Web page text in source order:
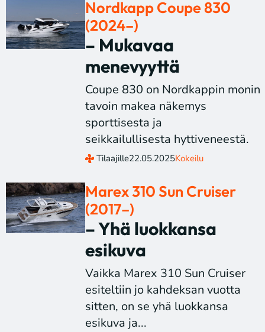
Nordkapp Coupe 830
(2024–)
– Mukavaa
menevyyttä
Coupe 830 on Nordkappin monin
tavoin makea näkemys
sporttisesta ja
seikkailullisesta hyttiveneestä.
Tilaajille22.05.2025Kokeilu
Marex 310 Sun Cruiser
(2017–)
– Yhä luokkansa
esikuva
Vaikka Marex 310 Sun Cruiser
esiteltiin jo kahdeksan vuotta
sitten, on se yhä luokkansa
esikuva ja...